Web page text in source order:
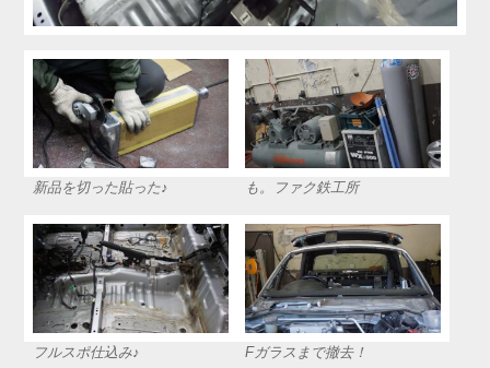
新品を切った貼った♪ も。ファク鉄工所
フルスポ仕込み♪ Fガラスまで撤去！